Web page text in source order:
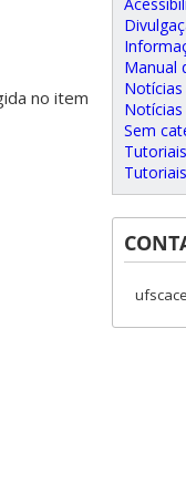
no item
Manual
Notícias
Notícias
Sem
Tutoriais